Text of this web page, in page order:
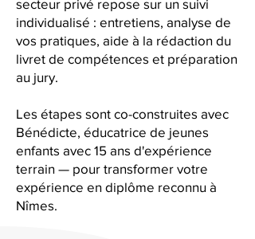
secteur privé repose sur un suivi
individualisé : entretiens, analyse de
vos pratiques, aide à la rédaction du
livret de compétences et préparation
au jury.
Les étapes sont co-construites avec
Bénédicte, éducatrice de jeunes
enfants avec 15 ans d'expérience
terrain — pour transformer votre
expérience en diplôme reconnu à
Nîmes.